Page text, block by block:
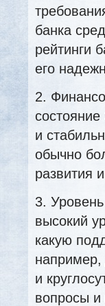
банка
рейтинги
его
2.
и
обычно
развития
3.
высокий
какую
например,
и
вопросы